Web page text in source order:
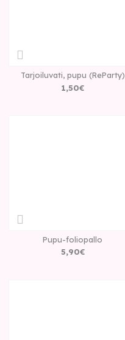
Tarjoiluvati, pupu (ReParty)
1,50€
Pupu-foliopallo
5,90€